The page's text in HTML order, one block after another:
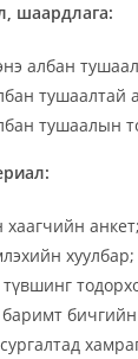
шаардлага:
албан
тушаалтай
тушаалын
анкет;
хуулбар;
бичгийн